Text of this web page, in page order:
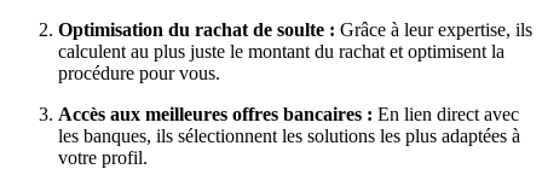
Optimisation du rachat de soulte : Grâce à leur expertise, ils
calculent au plus juste le montant du rachat et optimisent la
procédure pour vous.
Accès aux meilleures offres bancaires : En lien direct avec
les banques, ils sélectionnent les solutions les plus adaptées à
votre profil.